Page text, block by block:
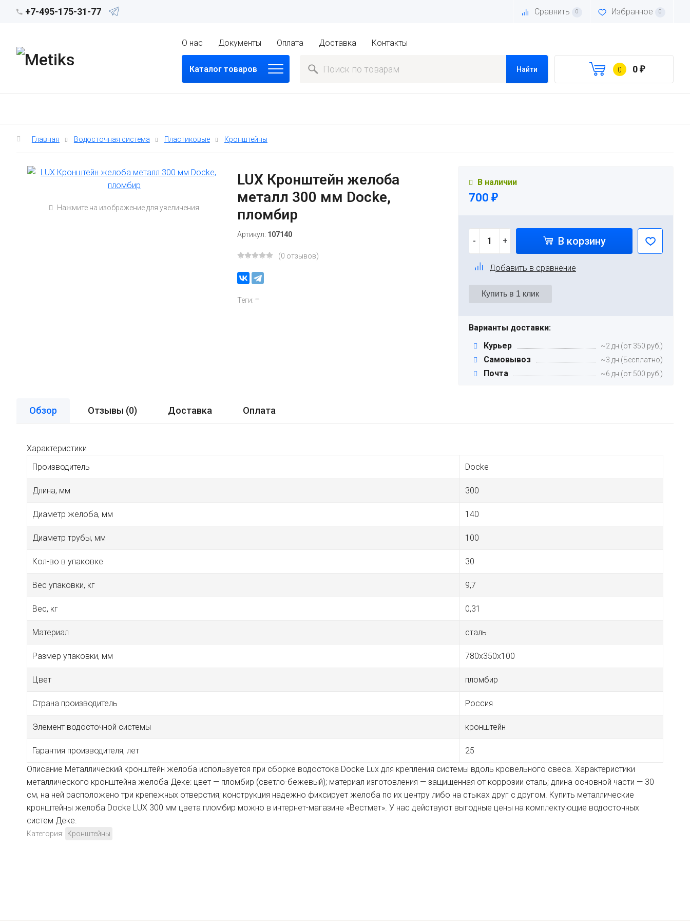
+7-495-175-31-77 Сравнить 0 Избранное 0
О нас Документы Оплата Доставка Контакты
Каталог товаров Найти 0 0 ₽
Главная Водосточная система Пластиковые Кронштейны
Нажмите на изображение для увеличения
LUX Кронштейн желоба
металл 300 мм Docke,
пломбир
Артикул: 107140
(0 отзывов)
Теги:
В наличии
700 ₽
- + В корзину
Добавить в сравнение
Варианты доставки:
Курьер
~2 дн.(от 350 руб.)
Самовывоз ~3 дн.(Бесплатно)
Почта ~6 дн.(от 500 руб.)
Обзор Отзывы (0) Доставка Оплата
Характеристики
Производитель
Docke
Длина, мм 300
Диаметр желоба, мм 140
Диаметр трубы, мм 100
Кол-во в упаковке 30
Вес упаковки, кг 9,7
Вес, кг 0,31
Материал сталь
Размер упаковки, мм 780x350x100
Цвет пломбир
Страна производитель Россия
Элемент водосточной системы кронштейн
Гарантия производителя, лет
25
Описание Металлический кронштейн желоба используется при сборке водостока Docke Lux для крепления системы вдоль кровельного свеса. Характеристики
металлического кронштейна желоба Деке: цвет — пломбир (светло-бежевый); материал изготовления — защищенная от коррозии сталь; длина основной части — 30
см, на ней расположено три крепежных отверстия; конструкция надежно фиксирует желоба по их центру либо на стыках друг с другом. Купить металлические
кронштейны желоба Docke LUX 300 мм цвета пломбир можно в интернет-магазине «Вестмет». У нас действуют выгодные цены на комплектующие водосточных
систем Деке.
Категория: Кронштейны